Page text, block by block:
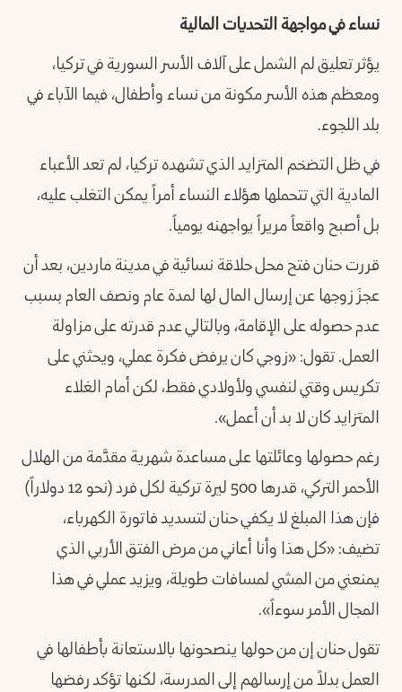
نساء في مواجهة التحديات المالية
يؤثر تعليق لم الشمل على آلاف الأسر السورية في تركيا،
ومعظم هذه الأسر مكونة من نساء وأطفال، فيما الآباء في
بلد اللجوء.
في ظل التضخم المتزايد الذي تشهده تركيا، لم تعد الأعباء
المادية التي تتحملها هؤلاء النساء أمراً يمكن التغلب عليه،
بل أصبح واقعاً مريراً يواجهنه يومياً.
قررت حنان فتح محل حلاقة نسائية في مدينة ماردين، بعد أن
عجزَ زوجها عن إرسال المال لها لمدة عام ونصف العام بسبب
عدم حصوله على الإقامة، وبالتالي عدم قدرته على مزاولة
العمل. تقول: «زوجي كان يرفض فكرة عملي، ويحثني على
تكريس وقتي لنفسي ولأولادي فقط، لكن أمام الغلاء
المتزايد كان لا بد أن أعمل».
رغم حصولها وعائلتها على مساعدة شهرية مقدَّمة من الهلال
الأحمر التركي، قدرها 500 ليرة تركية لكل فرد (نحو 12 دولاراً)
فإن هذا المبلغ لا يكفي حنان لتسديد فاتورة الكهرباء،
تضيف: «كل هذا وأنا أعاني من مرض الفتق الأربي الذي
يمنعني من المشي لمسافات طويلة، ويزيد عملي في هذا
المجال الأمر سوءاً».
تقول حنان إن من حولها ينصحونها بالاستعانة بأطفالها في
العمل بدلاً من إرسالهم إلى المدرسة، لكنها تؤكد رفضها